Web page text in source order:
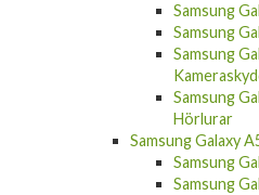
Samsung
Samsung
Samsung
Hörlurar
Samsung Galaxy
Samsung
Samsung
Samsung